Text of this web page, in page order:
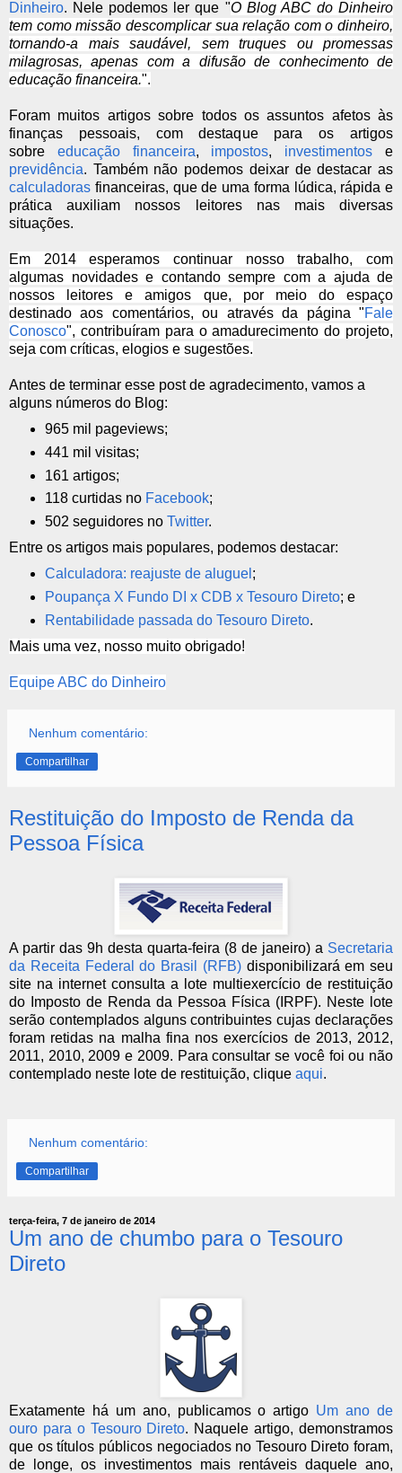
Dinheiro. Nele podemos ler que "O Blog ABC do Dinheiro
tem como missão descomplicar sua relação com o dinheiro,
tornando-a mais saudável, sem truques ou promessas
milagrosas, apenas com a difusão de conhecimento de
educação financeira.".
Foram muitos artigos sobre todos os assuntos afetos às
finanças pessoais, com destaque para os artigos
sobre educação financeira, impostos, investimentos e
previdência. Também não podemos deixar de destacar as
calculadoras financeiras, que de uma forma lúdica, rápida e
prática auxiliam nossos leitores nas mais diversas
situações.
Em 2014 esperamos continuar nosso trabalho, com
algumas novidades e contando sempre com a ajuda de
nossos
leitores e amigos que, por meio do espaço
destinado aos comentários, ou através da página "Fale
Conosco", contribuíram para o amadurecimento do projeto,
seja com críticas, elogios e sugestões.
Antes de terminar esse post de agradecimento, vamos a
alguns números do Blog:
965 mil pageviews;
441 mil visitas;
161 artigos;
118 curtidas no Facebook;
502 seguidores no Twitter.
Entre os artigos mais populares, podemos destacar:
Calculadora: reajuste de aluguel ;
Poupança X Fundo DI x CDB x Tesouro Direto; e
Rentabilidade passada do Tesouro Direto.
Mais uma vez, nosso muito obrigado!
Equipe ABC do Dinheiro
Nenhum comentário:
Compartilhar
Restituição do Imposto de Renda da
Pessoa Física
A partir das 9h desta quarta-feira (8 de janeiro) a Secretaria
da Receita Federal do Brasil (RFB)disponibilizará em seu
site na internet consulta a lote multiexercício de restituição
do Imposto de Renda da Pessoa Física (IRPF). Neste lote
serão contemplados alguns contribuintes cujas declarações
foram retidas na malha fina nos exercícios de 2013, 2012,
2011, 2010, 2009 e 2009. Para consultar se você foi ou não
contemplado neste lote de restituição, clique aqui.
Nenhum comentário:
Compartilhar
terça-feira, 7 de janeiro de 2014
Um ano de chumbo para o Tesouro
Direto
Exatamente há um ano, publicamos o artigo Um ano de
ouro para o Tesouro Direto. Naquele artigo, demonstramos
que os títulos públicos negociados no Tesouro Direto foram,
de longe, os investimentos mais rentáveis daquele ano,